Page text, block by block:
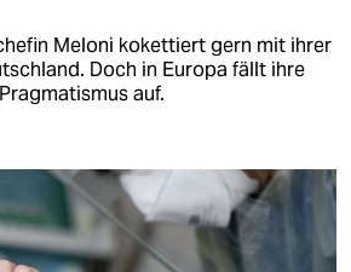
Meloni kokettiert gern mit ihrer
Doch in Europa fällt ihre
auf.